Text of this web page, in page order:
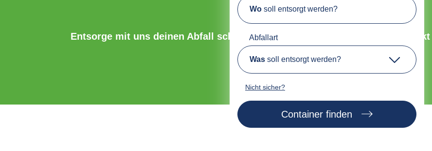
Wo soll entsorgt werden?
Abfallart
Was soll entsorgt werden?
Nicht sicher?
Container finden
Umweltfreundliche Entsorgung
Entsorge mit uns deinen Abfall schnell, sicher und nachhaltig. Bestelle